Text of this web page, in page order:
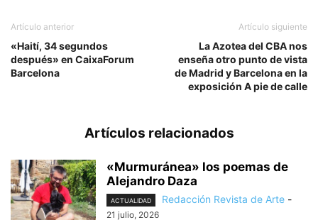
Artículo anterior
«Haití, 34 segundos
después» en CaixaForum
Barcelona
Artículo siguiente
La Azotea del CBA nos
enseña otro punto de vista
de Madrid y Barcelona en la
exposición A pie de calle
Artículos relacionados
«Murmuránea» los poemas de
Alejandro Daza
ACTUALIDAD Redacción Revista de Arte -
21 julio, 2026